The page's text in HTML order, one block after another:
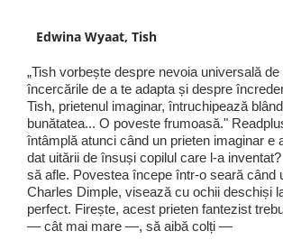
Edwina Wyaat, Tish
„Tish vorbește despre nevoia universală
încercările de a te adapta și despre
Tish, prietenul imaginar, întruchipează
bunătatea... O poveste frumoasă."
întâmplă atunci când un prieten imaginar e
dat uitării de însuși copilul care l-a
să afle. Povestea începe într-o seară când
Charles Dimple, visează cu ochii deschiși
perfect. Firește, acest prieten fantezist
— cât mai mare —, să aibă colți —